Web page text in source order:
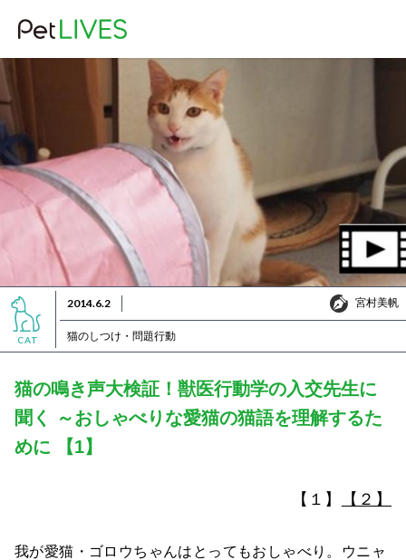
CAT
2014.6.2 宮村美帆
宮村美帆
猫のしつけ・問題行動
猫の鳴き声大検証！獣医行動学の入交先生に
聞く ～おしゃべりな愛猫の猫語を理解するた
めに 【1】
【１ 】 【２】
我が愛猫・ゴロウちゃんはとってもおしゃべり。ウニャ